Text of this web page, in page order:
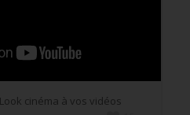
cinéma à vos vidéos